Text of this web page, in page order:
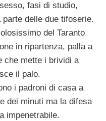
fasi di studio,
delle due tifoserie.
del Taranto
in ripartenza, palla a
che mette i brividi a
il palo.
i padroni di casa a
dei minuti ma la difesa
impenetrabile.